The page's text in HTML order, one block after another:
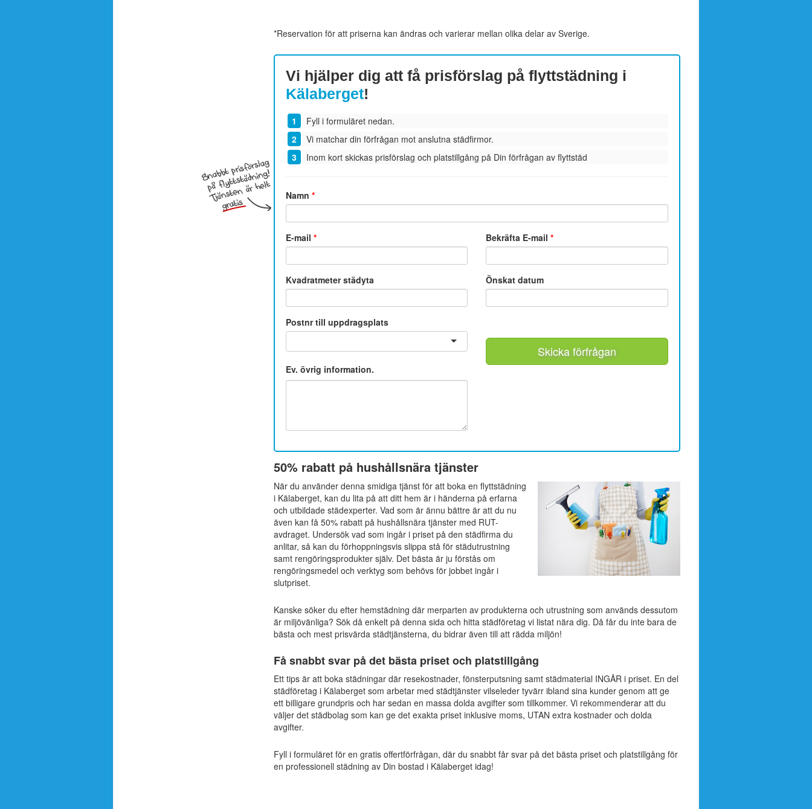
*Reservation för att priserna kan ändras och varierar mellan olika delar av Sverige.
Vi hjälper dig att få prisförslag på flyttstädning i
Kälaberget!
Fyll i formuläret nedan.
Vi matchar din förfrågan mot anslutna städfirmor.
Inom kort skickas prisförslag och platstillgång på Din förfrågan av flyttstäd
Namn *
E-mail * Bekräfta E-mail*
Kvadratmeter städyta Önskat datum
Postnr till uppdragsplats
Ev. övrig information.
Skicka förfrågan
50% rabatt på hushållsnära tjänster
När du använder denna smidiga tjänst för att boka en flyttstädning
i Kälaberget, kan du lita på att ditt hem är i händerna på erfarna
och utbildade städexperter. Vad som är ännu bättre är att du nu
även kan få 50% rabatt på hushållsnära tjänster med RUT-
avdraget. Undersök vad som ingår i priset på den städfirma du
anlitar, så kan du förhoppningsvis slippa stå för städutrustning
samt rengöringsprodukter själv. Det bästa är ju förstås om
rengöringsmedel och verktyg som behövs för jobbet ingår i
slutpriset.
Kanske söker du efter hemstädning där merparten av produkterna och utrustning som används dessutom
är miljövänliga? Sök då enkelt på denna sida och hitta städföretag vi listat nära dig. Då får du inte bara de
bästa och mest prisvärda städtjänsterna, du bidrar även till att rädda miljön!
Få snabbt svar på det bästa priset och platstillgång
Ett tips är att boka städningar där resekostnader, fönsterputsning samt städmaterial INGÅR i priset. En del
städföretag i Kälaberget som arbetar med städtjänster vilseleder tyvärr ibland sina kunder genom att ge
ett billigare grundpris och har sedan en massa dolda avgifter som tillkommer. Vi rekommenderar att du
väljer det städbolag som kan ge det exakta priset inklusive moms, UTAN extra kostnader och dolda
avgifter.
Fyll i formuläret för en gratis offertförfrågan, där du snabbt får svar på det bästa priset och platstillgång för
en professionell städning av Din bostad i Kälaberget idag!